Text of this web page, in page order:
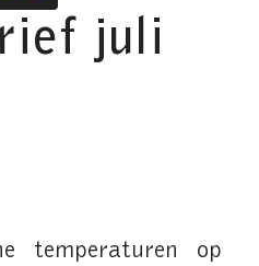
juli
temperaturen op